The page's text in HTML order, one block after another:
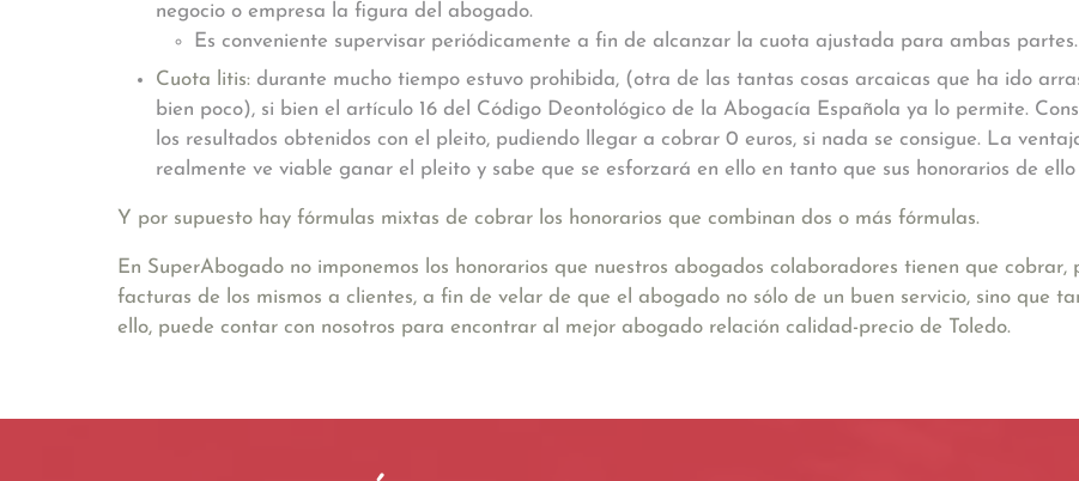
negocio o empresa la figura del abogado.
Es conveniente supervisar periódicamente a fin de alcanzar la cuota ajustada para ambas partes.
Cuota litis: durante mucho tiempo estuvo prohibida, (otra de las tantas cosas arcaicas que ha ido
bien poco), si bien el artículo 16 del Código Deontológico de la Abogacía Española ya lo permite.
los resultados obtenidos con el pleito, pudiendo llegar a cobrar 0 euros, si nada se consigue. La
realmente ve viable ganar el pleito y sabe que se esforzará en ello en tanto que sus honorarios de ello
Y por supuesto hay fórmulas mixtas de cobrar los honorarios que combinan dos o más fórmulas.
En SuperAbogado no imponemos los honorarios que nuestros abogados colaboradores tienen que cobrar,
facturas de los mismos a clientes, a fin de velar de que el abogado no sólo de un buen servicio, sino que
ello, puede contar con nosotros para encontrar al mejor abogado relación calidad-precio de Toledo.